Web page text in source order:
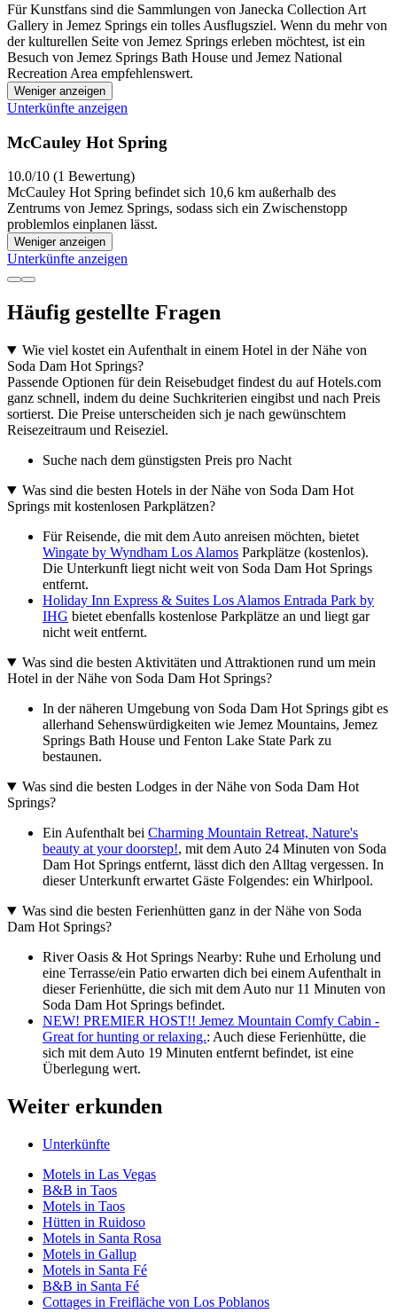
Für Kunstfans sind die Sammlungen von Janecka Collection Art
Gallery in Jemez Springs ein tolles Ausflugsziel. Wenn du mehr von
der kulturellen Seite von Jemez Springs erleben möchtest, ist ein
Besuch von Jemez Springs Bath House und Jemez National
Recreation Area empfehlenswert.
Weniger anzeigen
Unterkünfte anzeigen
McCauley Hot Spring
10.0/10 (1 Bewertung)
McCauley Hot Spring befindet sich 10,6 km außerhalb des
Zentrums von Jemez Springs, sodass sich ein Zwischenstopp
problemlos einplanen lässt.
Weniger anzeigen
Unterkünfte anzeigen
Häufig gestellte Fragen
Wie viel kostet ein Aufenthalt in einem Hotel in der Nähe von
Soda Dam Hot Springs?
Passende Optionen für dein Reisebudget findest du auf Hotels.com
ganz schnell, indem du deine Suchkriterien eingibst und nach Preis
sortierst. Die Preise unterscheiden sich je nach gewünschtem
Reisezeitraum und Reiseziel.
Suche nach dem günstigsten Preis pro Nacht
Was sind die besten Hotels in der Nähe von Soda Dam Hot
Springs mit kostenlosen Parkplätzen?
Für Reisende, die mit dem Auto anreisen möchten, bietet
Wingate by Wyndham Los Alamos Parkplätze (kostenlos).
Die Unterkunft liegt nicht weit von Soda Dam Hot Springs
entfernt.
Holiday Inn Express & Suites Los Alamos Entrada Park by
IHG bietet ebenfalls kostenlose Parkplätze an und liegt gar
nicht weit entfernt.
Was sind die besten Aktivitäten und Attraktionen rund um mein
Hotel in der Nähe von Soda Dam Hot Springs?
In der näheren Umgebung von Soda Dam Hot Springs gibt es
allerhand Sehenswürdigkeiten wie Jemez Mountains, Jemez
Springs Bath House und Fenton Lake State Park zu
bestaunen.
Was sind die besten Lodges in der Nähe von Soda Dam Hot
Springs?
Ein Aufenthalt bei Charming Mountain Retreat, Nature's
beauty at your doorstep!, mit dem Auto 24 Minuten von Soda
Dam Hot Springs entfernt, lässt dich den Alltag vergessen. In
dieser Unterkunft erwartet Gäste Folgendes: ein Whirlpool.
Was sind die besten Ferienhütten ganz in der Nähe von Soda
Dam Hot Springs?
River Oasis & Hot Springs Nearby: Ruhe und Erholung und
eine Terrasse/ein Patio erwarten dich bei einem Aufenthalt in
dieser Ferienhütte, die sich mit dem Auto nur 11 Minuten von
Soda Dam Hot Springs befindet.
NEW! PREMIER HOST!! Jemez Mountain Comfy Cabin -
Great for hunting or relaxing.: Auch diese Ferienhütte, die
sich mit dem Auto 19 Minuten entfernt befindet, ist eine
Überlegung wert.
Weiter erkunden
Unterkünfte
Motels in Las Vegas
B&B in Taos
Motels in Taos
Hütten in Ruidoso
Motels in Santa Rosa
Motels in Gallup
Motels in Santa Fé
B&B in Santa Fé
Cottages in Freifläche von Los Poblanos